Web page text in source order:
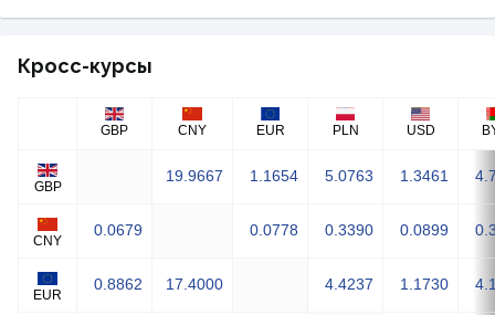
Кросс-курсы
GBP CNY EUR PLN USD
GBP
19.9667 1.1654 5.0763 1.3461
CNY
0.0679 0.0778 0.3390 0.0899
EUR
0.8862 17.4000 4.4237 1.1730